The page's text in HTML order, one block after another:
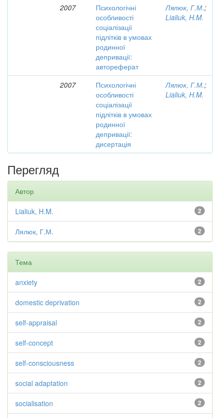
2007
Психологічні
особливості
соціалізації
підлітків в умовах
родинної
депривації:
автореферат
Лялюк, Г.М.;
Lialiuk, H.M.
2007
Психологічні
особливості
соціалізації
підлітків в умовах
родинної
депривації:
дисертація
Лялюк, Г.М.;
Lialiuk, H.M.
Перегляд
Автор
2
Lialiuk, H.M.
2
Лялюк, Г.М.
Тема
2
anxiety
2
domestic deprivation
2
self-appraisal
2
self-concept
2
self-consciousness
2
social adaptation
2
socialisation